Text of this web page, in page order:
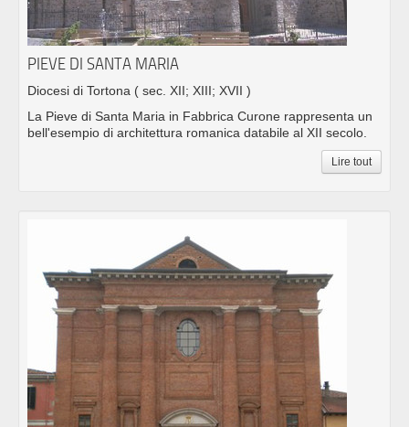
PIEVE DI SANTA MARIA
Diocesi di Tortona ( sec. XII; XIII; XVII )
La Pieve di Santa Maria in Fabbrica Curone rappresenta un
bell'esempio di architettura romanica databile al XII secolo.
Lire tout